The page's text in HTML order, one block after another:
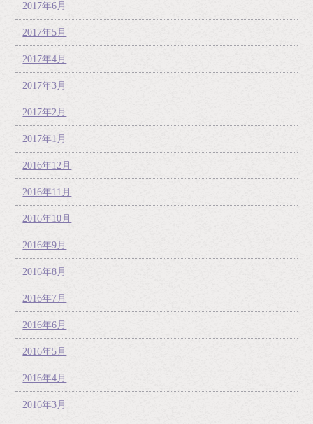
2017年6月
2017年5月
2017年4月
2017年3月
2017年2月
2017年1月
2016年12月
2016年11月
2016年10月
2016年9月
2016年8月
2016年7月
2016年6月
2016年5月
2016年4月
2016年3月